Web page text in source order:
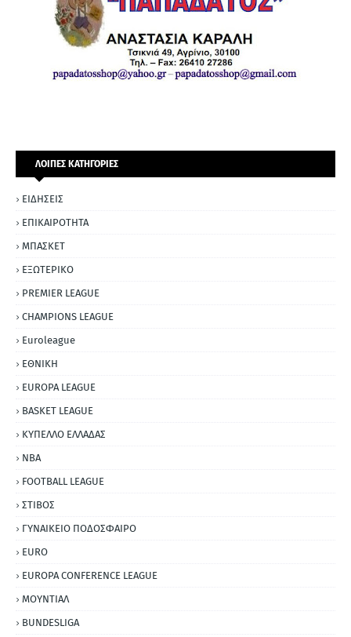
ΛΟΙΠΕΣ ΚΑΤΗΓΟΡΙΕΣ
ΕΙΔΗΣΕΙΣ
ΕΠΙΚΑΙΡΟΤΗΤΑ
ΜΠΑΣΚΕΤ
ΕΞΩΤΕΡΙΚΟ
PREMIER LEAGUE
CHAMPIONS LEAGUE
Euroleague
ΕΘΝΙΚΗ
EUROPA LEAGUE
BASKET LEAGUE
ΚΥΠΕΛΛΟ ΕΛΛΑΔΑΣ
NBA
FOOTBALL LEAGUE
ΣΤΙΒΟΣ
ΓΥΝΑΙΚΕΙΟ ΠΟΔΟΣΦΑΙΡΟ
EURO
EUROPA CONFERENCE LEAGUE
ΜΟΥΝΤΙΑΛ
BUNDESLIGA